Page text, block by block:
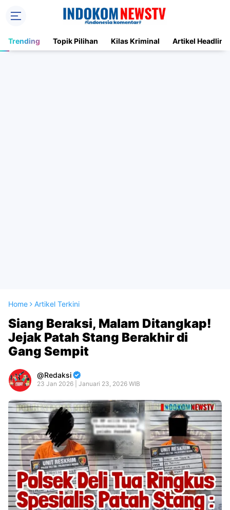
Trending Topik Pilihan Kilas Kriminal Artikel Headline
Home Artikel Terkini
Siang Beraksi, Malam Ditangkap!
Jejak Patah Stang Berakhir di
Gang Sempit
Redaksi
23 Jan 2026 | Januari 23, 2026 WIB